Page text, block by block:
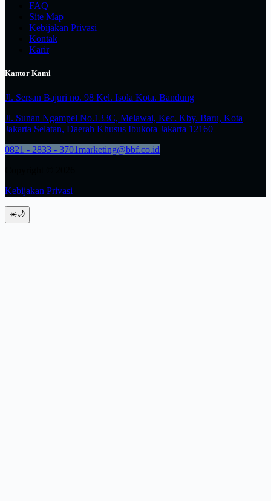
FAQ
Site Map
Kebijakan Privasi
Kontak
Karir
Kantor Kami
Jl. Sersan Bajuri no. 98 Kel. Isola Kota. Bandung
Jl. Sunan Ngampel No.133C, Melawai, Kec. Kby. Baru, Kota
Jakarta Selatan, Daerah Khusus Ibukota Jakarta 12160
0821 - 2833 - 3701marketing@bbf.co.id
Kebijakan Privasi
☀️🌙